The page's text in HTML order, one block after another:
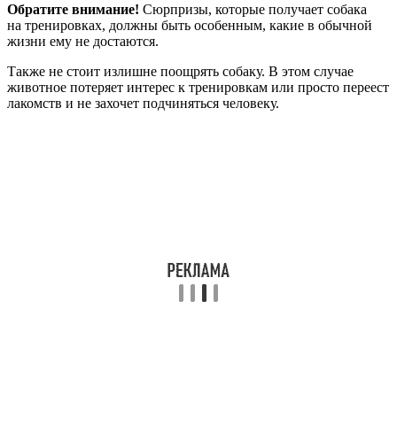
Обратите внимание! Сюрпризы, которые получает собака
на тренировках, должны быть особенным, какие в обычной
жизни ему не достаются.
Также не стоит излишне поощрять собаку. В этом случае
животное потеряет интерес к тренировкам или просто переест
лакомств и не захочет подчиняться человеку.